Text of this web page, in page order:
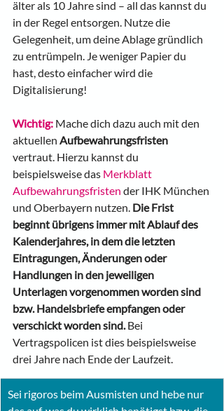
älter als 10 Jahre sind – all das kannst du
in der Regel entsorgen. Nutze die
Gelegenheit, um deine Ablage gründlich
zu entrümpeln. Je weniger Papier du
hast, desto einfacher wird die
Digitalisierung!
Wichtig: Mache dich dazu auch mit den
aktuellen Aufbewahrungsfristen
vertraut. Hierzu kannst du
beispielsweise das Merkblatt
Aufbewahrungsfristen der IHK München
und Oberbayern nutzen. Die Frist
beginnt übrigens immer mit Ablauf des
Kalenderjahres, in dem die letzten
Eintragungen, Änderungen oder
Handlungen in den jeweiligen
Unterlagen vorgenommen worden sind
bzw. Handelsbriefe empfangen oder
verschickt worden sind. Bei
Vertragspolicen ist dies beispielsweise
drei Jahre nach Ende der Laufzeit.
Sei rigoros beim Ausmisten und hebe nur